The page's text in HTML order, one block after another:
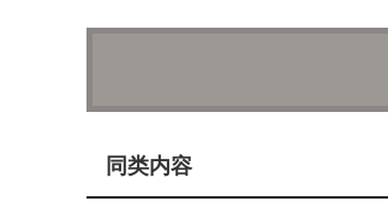
华为终端BG IoT产品线总
从无感交互到空间情绪营造，
同类内容